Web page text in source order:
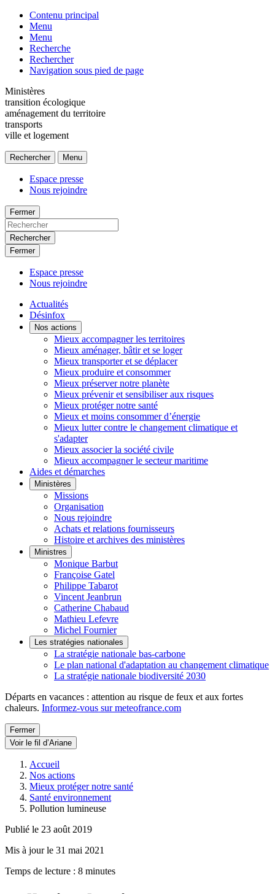
Contenu principal
Menu
Menu
Recherche
Rechercher
Navigation sous pied de page
Ministères
transition écologique
aménagement du territoire
transports
ville et logement
Rechercher Menu
Espace presse
Nous rejoindre
Fermer
Rechercher
Fermer
Espace presse
Nous rejoindre
Actualités
Désinfox
Nos actions
Mieux accompagner les territoires
Mieux aménager, bâtir et se loger
Mieux transporter et se déplacer
Mieux produire et consommer
Mieux préserver notre planète
Mieux prévenir et sensibiliser aux risques
Mieux protéger notre santé
Mieux et moins consommer d’énergie
Mieux lutter contre le changement climatique et
s'adapter
Mieux associer la société civile
Mieux accompagner le secteur maritime
Aides et démarches
Ministères
Missions
Organisation
Nous rejoindre
Achats et relations fournisseurs
Histoire et archives des ministères
Ministres
Monique Barbut
Françoise Gatel
Philippe Tabarot
Vincent Jeanbrun
Catherine Chabaud
Mathieu Lefevre
Michel Fournier
Les stratégies nationales
La stratégie nationale bas-carbone
Le plan national d'adaptation au changement climatique
La stratégie nationale biodiversité 2030
Départs en vacances : attention au risque de feux et aux fortes
chaleurs. Informez-vous sur meteofrance.com
Fermer
Voir le fil d’Ariane
Accueil
Nos actions
Mieux protéger notre santé
Santé environnement
Pollution lumineuse
Publié le 23 août 2019
Mis à jour le 31 mai 2021
Temps de lecture : 8 minutes